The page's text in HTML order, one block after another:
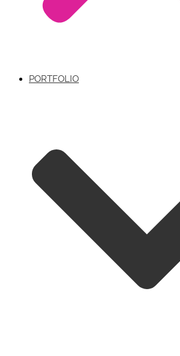
PORTFOLIO